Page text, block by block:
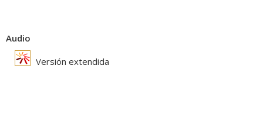
Audio
Versión extendida